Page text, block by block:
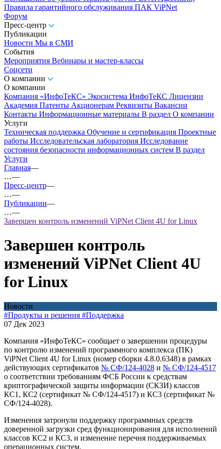
Правила гарантийного обслуживания ПАК ViPNet
Форум
Пресс-центр
Публикации
Новости Мы в СМИ
События
Мероприятия Вебинары и мастер-классы
Соцсети
О компании
О компании
Компания «ИнфоТеКС» Экосистема ИнфоТеКС Лицензии
Академия Патенты Акционерам Реквизиты Вакансии
Контакты Информационные материалы В раздел О компании
Услуги
Техническая поддержка Обучение и сертификация Проектные
работы Исследовательская лаборатория Исследование
состояния безопасности информационных систем В раздел
Услуги
Главная—
…—
Пресс-центр—
…—
Публикации—
…—
Завершен контроль изменений ViPNet Client 4U for Linux
Завершен контроль
изменений ViPNet Client 4U
for Linux
Новости
#Продукты и решения #Поддержка
07 Дек 2023
Компания «ИнфоТеКС» сообщает о завершении процедуры
по контролю изменений программного комплекса (ПК)
ViPNet Client 4U for Linux (номер сборки 4.8.0.6348) в рамках
действующих сертификатов № СФ/124-4028 и № СФ/124-4517
о соответствии требованиям ФСБ России к средствам
криптографической защиты информации (СКЗИ) классов
КС1, КС2 (сертификат № СФ/124-4517) и КС3 (сертификат №
СФ/124-4028).
Изменения затронули поддержку программных средств
доверенной загрузки сред функционирования для исполнений
классов КС2 и КС3, и изменение перечня поддерживаемых
операционных систем.